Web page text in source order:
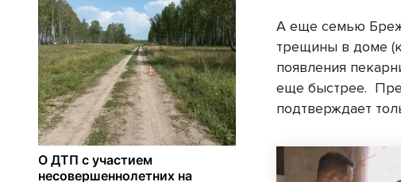
А еще семью
трещины в доме
появления
еще быстрее.
подтверждает